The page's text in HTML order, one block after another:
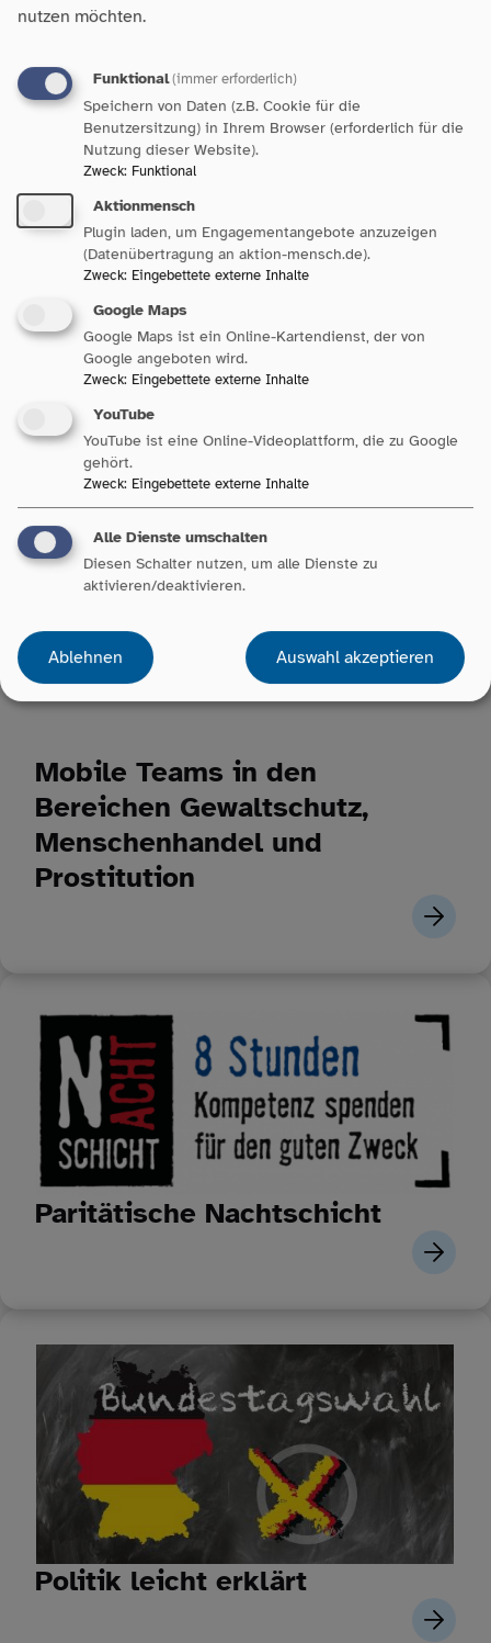
Durante plus
Mobile Teams in den
Bereichen Gewaltschutz,
Menschenhandel und
Prostitution
Paritätische Nachtschicht
Politik leicht erklärt
nutzen möchten.
Funktional(immer erforderlich)
Speichern von Daten (z.B. Cookie für die
Benutzersitzung) in Ihrem Browser (erforderlich für die
Nutzung dieser Website).
Zweck: Funktional
Aktionmensch
Plugin laden, um Engagementangebote anzuzeigen
(Datenübertragung an aktion-mensch.de).
Zweck: Eingebettete externe Inhalte
Google Maps
Google Maps ist ein Online-Kartendienst, der von
Google angeboten wird.
Zweck: Eingebettete externe Inhalte
YouTube
YouTube ist eine Online-Videoplattform, die zu Google
gehört.
Zweck: Eingebettete externe Inhalte
Alle Dienste umschalten
Diesen Schalter nutzen, um alle Dienste zu
aktivieren/deaktivieren.
Ablehnen Auswahl akzeptieren